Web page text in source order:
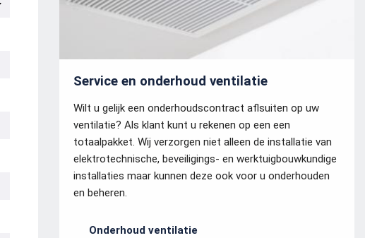
Service en onderhoud ventilatie
Wilt u gelijk een onderhoudscontract aflsuiten op uw
ventilatie? Als klant kunt u rekenen op een een
totaalpakket. Wij verzorgen niet alleen de installatie van
elektrotechnische, beveiligings- en werktuigbouwkundige
installaties maar kunnen deze ook voor u onderhouden
en beheren.
Onderhoud ventilatie